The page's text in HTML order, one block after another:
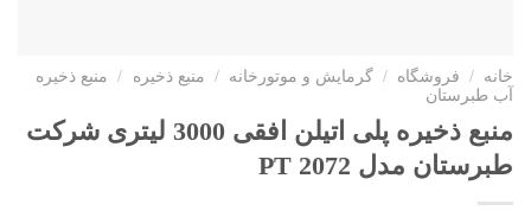
خانه / فروشگاه / گرمایش و موتورخانه / منبع ذخیره /
منبع ذخیره
آب طبرستان
منبع ذخیره پلی اتیلن افقی 3000 لیتری شرکت
طبرستان مدل PT 2072